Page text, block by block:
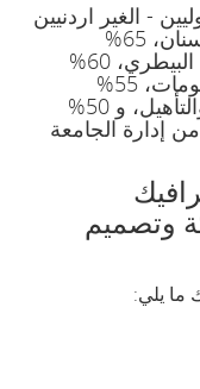
- الغير اردنيين
هي 80% لتخصصات الطب وطب الأسنان، 65%
لتخصصات الهندسة والصيدلة والطب البيطري، 60%
لتخصصات الشريعة و تكنولوجيا المعلومات، 55%
لتخصصات التمريض والعلوم الطبية والتأهيل، و 50%
إدارة الجامعة
وتصميم
ما يلي: